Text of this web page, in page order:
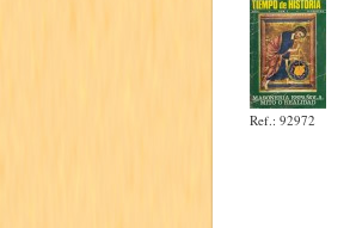
Ref.: 92972